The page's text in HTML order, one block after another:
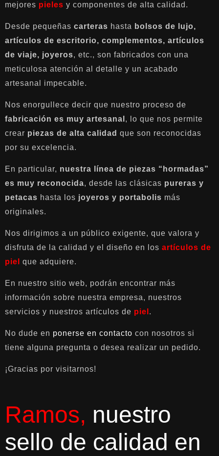
mejores pieles y componentes de alta calidad.
Desde pequeñas carteras hasta bolsos de lujo,
artículos de escritorio, complementos, artículos
de viaje, joyeros, etc., son fabricados con una
meticulosa atención al detalle y un acabado
artesanal impecable.
Nos enorgullece decir que nuestro proceso de
fabricación es muy artesanal , lo que nos permite
crear piezas de alta calidad que son reconocidas
por su excelencia.
En particular, nuestra línea de piezas “hormadas”
es muy reconocida, desde las clásicas pureras y
petacas hasta los joyeros y portabolis más
originales.
Nos dirigimos a un público exigente, que valora y
disfruta de la calidad y el diseño en los artículos de
piel
que adquiere.
En nuestro sitio web, podrán encontrar más
información sobre nuestra empresa, nuestros
servicios y nuestros artículos de piel .
No dude en ponerse en contacto con nosotros si
tiene alguna pregunta o desea realizar un pedido.
¡Gracias por visitarnos!
Ramos, nuestro
sello de calidad en